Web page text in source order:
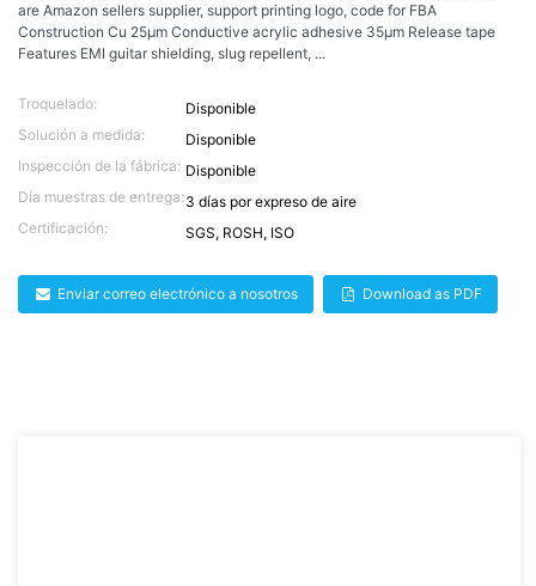
are Amazon sellers supplier, support printing logo, code for FBA
Construction Cu 25μm Conductive acrylic adhesive 35μm Release tape
Features EMI guitar shielding, slug repellent, ...
Troquelado:
Disponible
Solución a medida:
Disponible
Inspección de la fábrica: Disponible
Día muestras de entrega: 3 días por expreso de aire
Certificación:
SGS, ROSH, ISO
Enviar correo electrónico a nosotros Download as PDF